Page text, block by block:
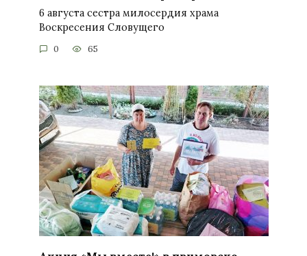
6 августа сестра милосердия храма
Воскресения Словущего
0 65